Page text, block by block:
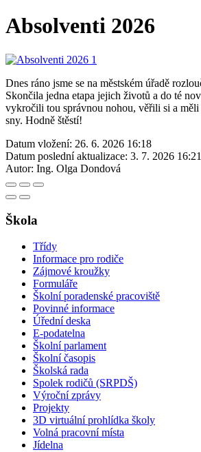
Absolventi 2026
Dnes ráno jsme se na městském úřadě
Skončila jedna etapa jejich životů a do té
vykročili tou správnou nohou, věřili si a měli
sny. Hodně štěstí!
Datum vložení: 26. 6. 2026 16:18
Datum poslední aktualizace: 3. 7. 2026 16:21
Autor: Ing. Olga Dondová
Škola
Třídy
Informace pro rodiče
Zájmové kroužky
Formuláře
Školní poradenské pracoviště
Povinné informace
Úřední deska
E-podatelna
Školní parlament
Školní časopis
Školská rada
Spolek rodičů (SRPDŠ)
Výroční zprávy
Projekty
3D virtuální prohlídka školy
Volná pracovní místa
Jídelna